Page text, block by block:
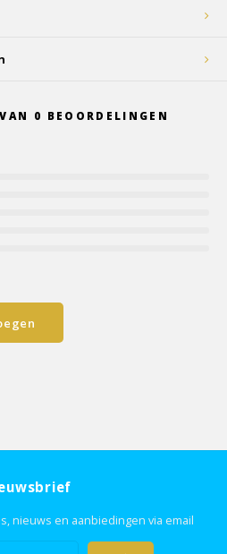
0 BEOORDELINGEN
nieuws en aanbiedingen via email